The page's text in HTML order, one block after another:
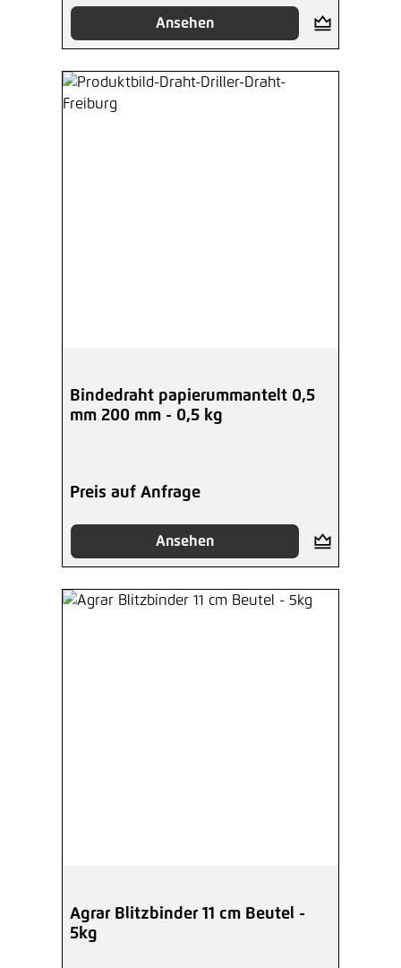
Ansehen
Bindedraht papierummantelt 0,5
mm 200 mm - 0,5 kg
Preis auf Anfrage
Ansehen
Agrar Blitzbinder 11 cm Beutel -
5kg